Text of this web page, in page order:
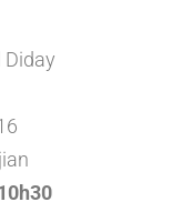
Diday